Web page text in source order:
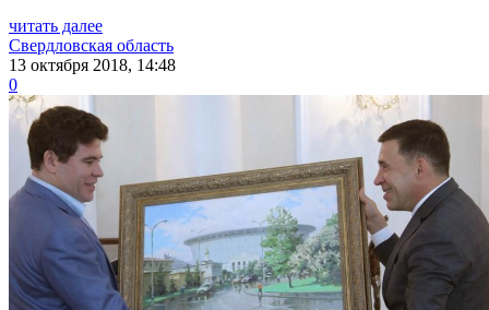
читать далее
Свердловская область
13 октября 2018, 14:48
0